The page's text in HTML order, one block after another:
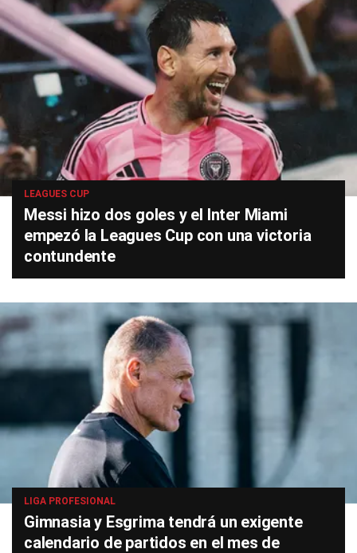
LEAGUES CUP
Messi hizo dos goles y el Inter Miami
empezó la Leagues Cup con una victoria
contundente
LIGA PROFESIONAL
Gimnasia y Esgrima tendrá un exigente
calendario de partidos en el mes de